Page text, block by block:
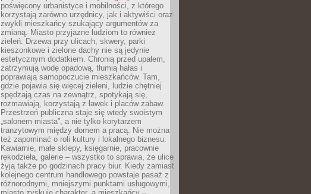
poświęcony urbanistyce i mobilności, z którego
korzystają zarówno urzędnicy, jak i aktywiści oraz
zwykli mieszkańcy szukający argumentów za
zmianą. Miasto przyjazne ludziom to również
zieleń. Drzewa przy ulicach, skwery, parki
kieszonkowe i zielone dachy nie są jedynie
estetycznym dodatkiem. Chronią przed upałem,
zatrzymują wodę opadową, tłumią hałas i
poprawiają samopoczucie mieszkańców. Tam,
gdzie pojawia się więcej zieleni, ludzie chętniej
spędzają czas na zewnątrz, spotykają się,
rozmawiają, korzystają z ławek i placów zabaw.
Przestrzeń publiczna staje się wtedy swoistym
„salonem miasta”, a nie tylko korytarzem
tranzytowym między domem a pracą. Nie można
też zapominać o roli kultury i lokalnego biznesu.
Kawiarnie, małe sklepy, księgarnie, pracownie
rękodzieła, galerie – wszystko to sprawia, że ulice
żyją także po godzinach pracy biur. Kiedy zamiast
kolejnego centrum handlowego powstaje pasaż z
różnorodnymi, mniejszymi punktami usługowymi,